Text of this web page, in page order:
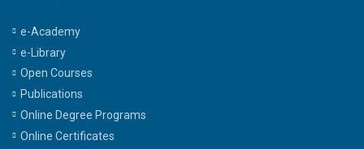
e-Academy
e-Library
Open Courses
Publications
Online Degree Programs
Online Certificates